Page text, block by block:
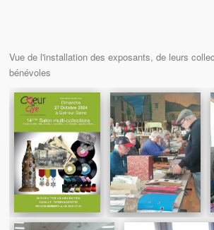
Vue de l'installation des exposants, de leurs
bénévoles